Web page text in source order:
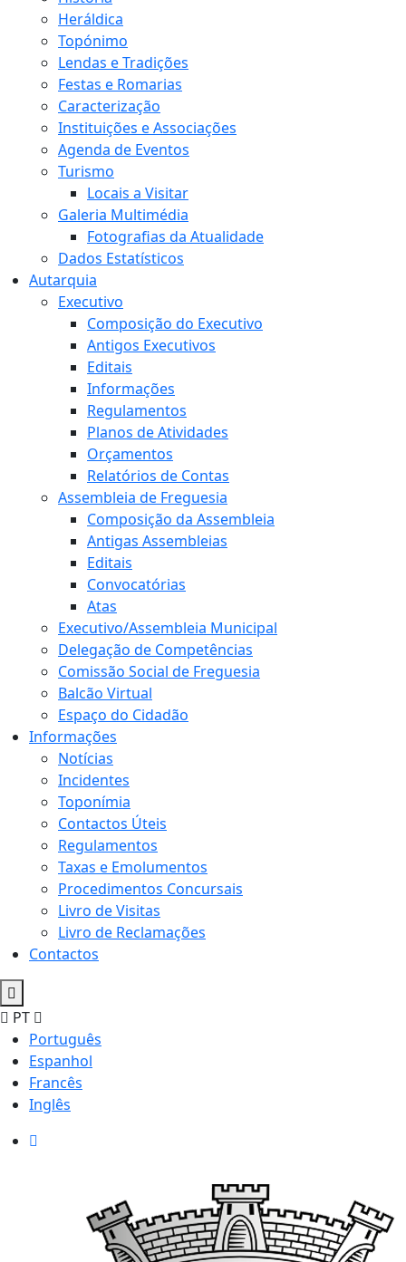
Heráldica
Topónimo
Lendas e Tradições
Festas e Romarias
Caracterização
Instituições e Associações
Agenda de Eventos
Turismo
Locais a Visitar
Galeria Multimédia
Fotografias da Atualidade
Dados Estatísticos
Autarquia
Executivo
Composição do Executivo
Antigos Executivos
Editais
Informações
Regulamentos
Planos de Atividades
Orçamentos
Relatórios de Contas
Assembleia de Freguesia
Composição da Assembleia
Antigas Assembleias
Editais
Convocatórias
Atas
Executivo/Assembleia Municipal
Delegação de Competências
Comissão Social de Freguesia
Balcão Virtual
Espaço do Cidadão
Informações
Notícias
Incidentes
Toponímia
Contactos Úteis
Regulamentos
Taxas e Emolumentos
Procedimentos Concursais
Livro de Visitas
Livro de Reclamações
Contactos
PT
Português
Espanhol
Francês
Inglês